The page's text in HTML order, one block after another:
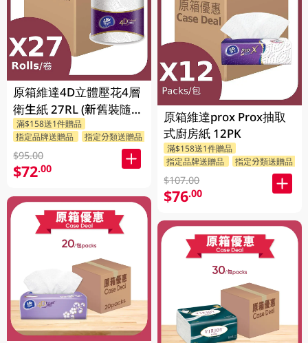
原箱維達4D立體壓花4層
衛生紙 27RL (新舊裝隨機
送出)
滿$158送1件贈品
指定品牌送贈品
指定分類送贈品
$95.00
$72.00
原箱維達prox Prox抽取
式廚房紙 12PK
滿$158送1件贈品
指定品牌送贈品
指定分類送贈品
$107.00
$76.00